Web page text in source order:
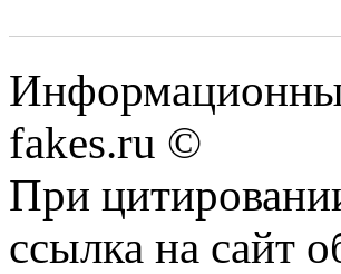
fakes.ru ©
При
ссылка на сайт